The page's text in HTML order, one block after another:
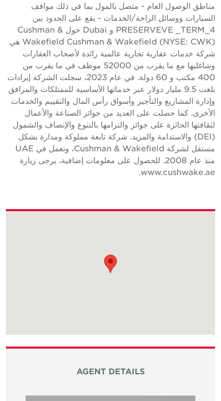
مناطق الوصول العام - متصل بالمول بما في ذلك مواقف
السيارات ووسائل الراحة/الخدمات - يقع على الحدود بين
PRESERVEVE _TERM_4 و Dubai حول Cushman &
Wakefield Cushman & Wakefield (NYSE: CWK) هي
شركة خدمات عقارية تجارية عالمية رائدة لأصحاب العقارات
وشاغليها مع ما يقرب من 52000 موظف في ما يقرب من
400 مكتب و 60 دولة. في عام 2023، سجلت الشركة إيرادات
بلغت 9.5 مليار دولار عبر خدماتها الأساسية للممتلكات والمرافق
وإدارة المشاريع والتأجير وأسواق رأس المال والتقييم والخدمات
الأخرى. كما حصلت على العديد من جوائز الصناعة والأعمال
لثقافتها الحائزة على جوائز والتزامها بالتنوع والإنصاف والشمول
(DEI) والاستدامة والمزيد. شركة تابعة مملوكة ومدارة بشكل
مستقل لشركة Cushman & Wakefield، وتعمل في UAE
منذ عام 2008. للحصول على معلومات إضافية، يرجى زيارة
www.cushwake.ae.
AGENT DETAILS